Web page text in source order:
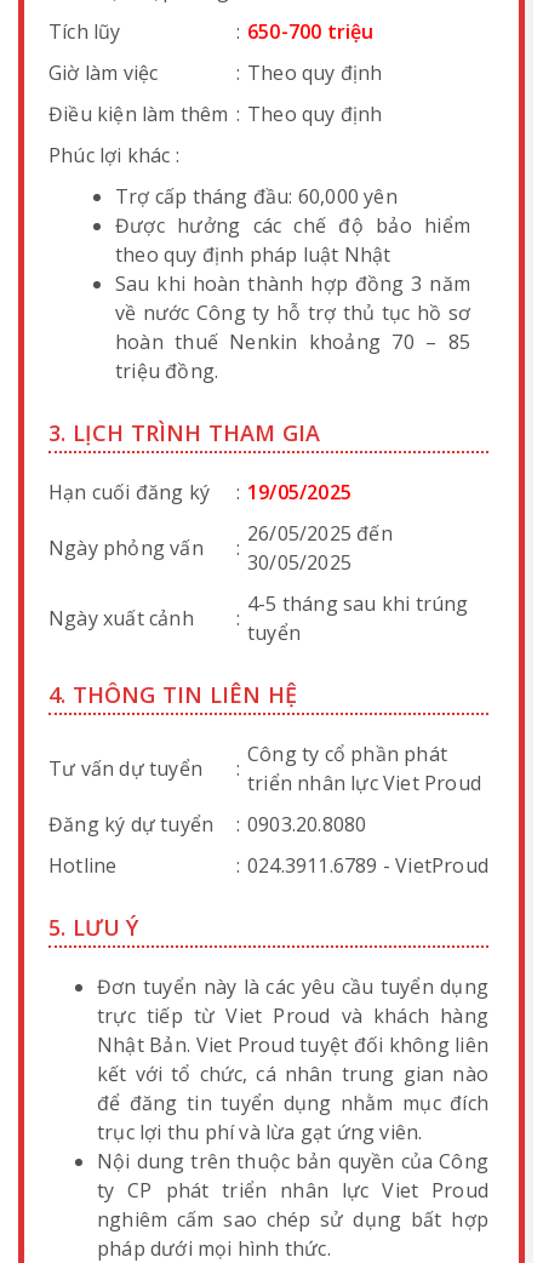
Tích lũy
: 650-700 triệu
Giờ làm việc
: Theo quy định
Điều kiện làm thêm : Theo quy định
Phúc lợi khác :
Trợ cấp tháng đầu: 60,000 yên
Được hưởng các chế độ bảo hiểm
theo quy định pháp luật Nhật
Sau khi hoàn thành hợp đồng 3 năm
về nước Công ty hỗ trợ thủ tục hồ sơ
hoàn thuế Nenkin khoảng 70 – 85
triệu đồng.
3. LỊCH TRÌNH THAM GIA
Hạn cuối đăng ký : 19/05/2025
Ngày phỏng vấn :
26/05/2025 đến
30/05/2025
Ngày xuất cảnh :
4-5 tháng sau khi trúng
tuyển
4. THÔNG TIN LIÊN HỆ
Tư vấn dự tuyển :
Công ty cổ phần phát
triển nhân lực Viet Proud
Đăng ký dự tuyển
: 0903.20.8080
Hotline
: 024.3911.6789 - VietProud
5. LƯU Ý
Đơn tuyển này là các yêu cầu tuyển dụng
trực tiếp từ Viet Proud và khách hàng
Nhật Bản. Viet Proud tuyệt đối không liên
kết với tổ chức, cá nhân trung gian nào
để đăng tin tuyển dụng nhằm mục đích
trục lợi thu phí và lừa gạt ứng viên.
Nội dung trên thuộc bản quyền của Công
ty CP phát triển nhân lực Viet Proud
nghiêm cấm sao chép sử dụng bất hợp
pháp dưới mọi hình thức.